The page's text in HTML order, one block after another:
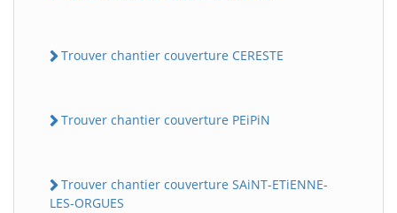
Trouver chantier couverture CERESTE
Trouver chantier couverture PEiPiN
Trouver chantier couverture SAiNT-ETiENNE-
LES-ORGUES